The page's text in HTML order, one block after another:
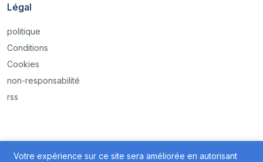
Légal
politique
Conditions
Cookies
non-responsabilité
rss
Votre expérience sur ce site sera améliorée en autorisant